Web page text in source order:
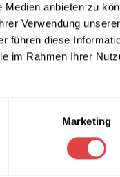
anbieten zu
Verwendung unserer
führen diese
im Rahmen Ihrer
Marketing